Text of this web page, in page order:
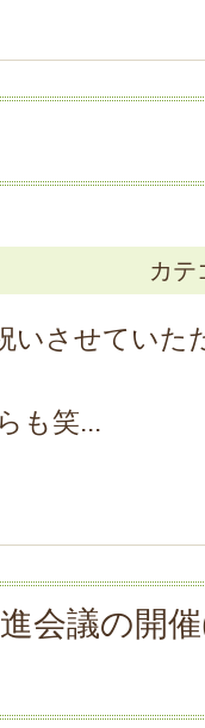
カ
いさせていた
も笑...
会議の開